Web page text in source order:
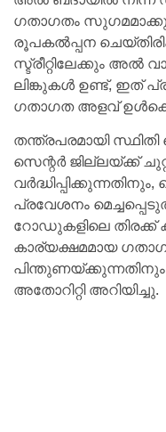
ഗതാഗതം
രൂപകൽപ്പന
സ്ട്രീറ്റിലേക്കും അൽ
ലിങ്കുകൾ ഉണ്ട്, ഇത്
ഗതാഗത അളവ്
തന്ത്രപരമായി
സെന്റർ ജില്ലയ്ക്ക്
പ്രവേശനം
റോഡുകളിലെ
കാര്യക്ഷമമായ
അതോറിറ്റി അറിയിച്ചു.